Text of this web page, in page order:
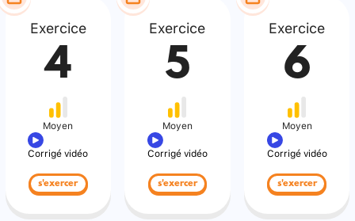
Exercice
4
Moyen
Corrigé vidéo
s'exercer
Exercice
5
Moyen
Corrigé vidéo
s'exercer
Exercice
6
Moyen
Corrigé vidéo
s'exercer